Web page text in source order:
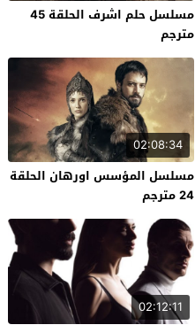
مسلسل حلم اشرف الحلقة 45
مترجم
02:08:34
مسلسل المؤسس اورهان الحلقة
24 مترجم
02:12:11